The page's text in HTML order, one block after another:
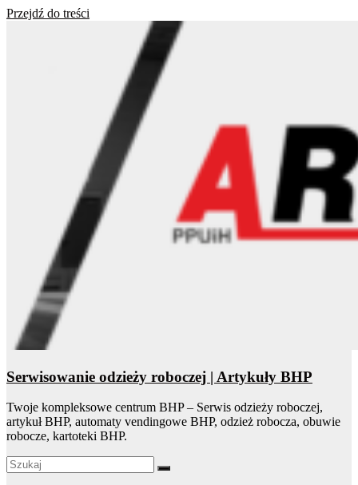
Przejdź do treści
Serwisowanie odzieży roboczej | Artykuły BHP
Twoje kompleksowe centrum BHP – Serwis odzieży roboczej,
artykuł BHP, automaty vendingowe BHP, odzież robocza, obuwie
robocze, kartoteki BHP.